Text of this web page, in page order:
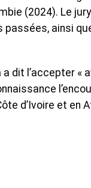
(2024). Le
passées, ainsi
dit l’accepter «
d’Ivoire et en